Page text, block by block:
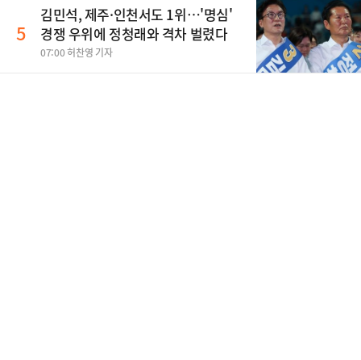
5
김민석, 제주·인천서도 1위…'명심'
경쟁 우위에 정청래와 격차 벌렸다
07:00 허찬영 기자